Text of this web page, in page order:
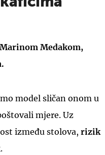
Marinom Medakom,
model sličan onom u
mjere. Uz
između stolova, rizik